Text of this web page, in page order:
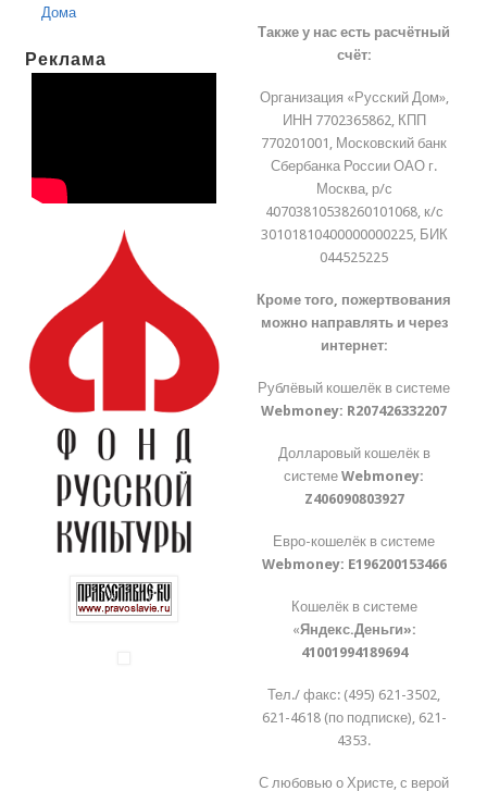
Дома
Реклама
Также у нас есть расчётный
счёт:
Организация «Русский Дом»,
ИНН 7702365862, КПП
770201001, Московский банк
Сбербанка России ОАО г.
Москва, р/с
40703810538260101068, к/с
30101810400000000225, БИК
044525225
Кроме того, пожертвования
можно направлять и через
интернет:
Рублёвый кошелёк в системе
Webmoney: R207426332207
Долларовый кошелёк в
системеWebmoney:
Z406090803927
Евро-кошелёк в системе
Webmoney: E196200153466
Кошелёк в системе
«Яндекс.Деньги»:
41001994189694
Тел./ факс: (495) 621-3502,
621-4618 (по подписке), 621-
4353.
С любовью о Христе, с верой